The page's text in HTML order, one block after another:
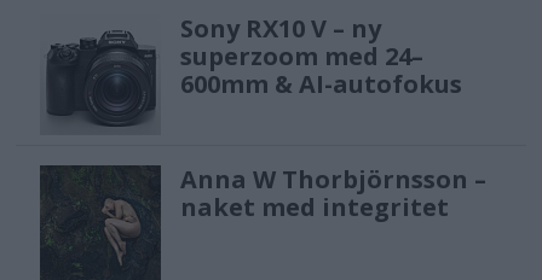
Sony RX10 V – ny
superzoom med 24–
600mm & AI-autofokus
Anna W Thorbjörnsson –
naket med integritet